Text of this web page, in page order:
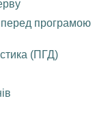
програмою
(ПГД)